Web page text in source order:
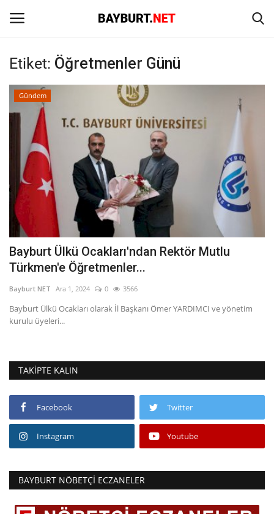
Giriş Kayıt Ol
Anasayfa
İletişim
Bayburt
Haber
Keşfet
Yazarlar
Fotoğraf
Video
Kültür Sanat
Biyografi
Etiket: Öğretmenler Günü
Gündem
Bayburt Ülkü Ocakları'ndan Rektör Mutlu
Türkmen'e Öğretmenler...
Bayburt NET Ara 1, 2024 0 3566
Bayburt Ülkü Ocakları olarak İl Başkanı Ömer YARDIMCI ve yönetim
kurulu üyeleri...
TAKIPTE KALIN
Facebook Twitter
Instagram Youtube
BAYBURT NÖBETÇI ECZANELER